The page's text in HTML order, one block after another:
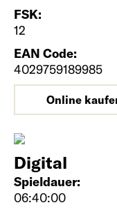
FSK:
12
EAN Code:
4029759189985
Online
Digital
Spieldauer:
06:40:00